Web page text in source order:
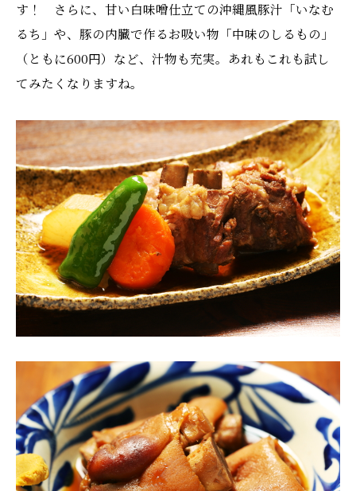
す！ さらに、甘い白味噌仕立ての沖縄風豚汁「いなむ
るち」や、豚の内臓で作るお吸い物「中味のしるもの」
（ともに600円）など、汁物も充実。あれもこれも試し
てみたくなりますね。